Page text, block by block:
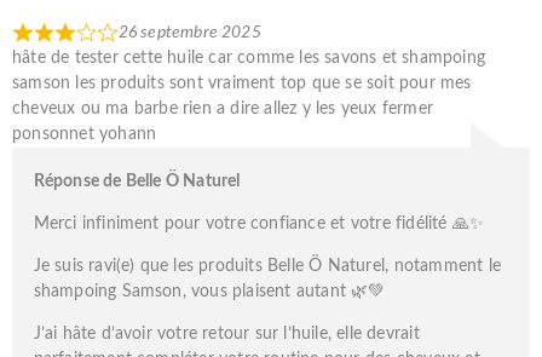
26 septembre 2025
hâte de tester cette huile car comme les savons et shampoing
samson les produits sont vraiment top que se soit pour mes
cheveux ou ma barbe rien a dire allez y les yeux fermer
ponsonnet yohann
Réponse de Belle Ö Naturel
Merci infiniment pour votre confiance et votre fidélité 🙏✨
Je suis ravi(e) que les produits Belle Ö Naturel, notamment le
shampoing Samson, vous plaisent autant 🌿💚
J’ai hâte d’avoir votre retour sur l’huile, elle devrait